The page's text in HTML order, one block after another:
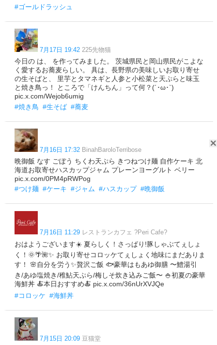
#ゴールドラッシュ
7月17日 19:42 225先物猫
今日の は、 を作ってみました。 茨城県民と岡山県民がこよな
く愛するお蕎麦らしい。 具は、長野県の美味しいお取り寄せ
の生そばと、 里芋とタマネギと人参と小松菜と天ぷらと味玉
と焼き鳥っ！ ところで「けんちん」って何？(´･ω･`)
pic.x.com/Wejob6umig
#焼き鳥 #生そば #蕎麦
7月16日 17:32 BinahBaroloTerribose
晩御飯 なす ごぼう ちくわ天ぷら きつねつけ麺 自作ケーキ 北
海道お取寄せハスカップジャム プレーンヨーグルト ベリー
pic.x.com/0PM4pRWPog
#つけ麺 #ケーキ #ジャム #ハスカップ #晩御飯
7月16日 11:29 レストランカフェ ?Peri Cafe?
おはようございます☀️ 夏らしく！さっぱり!豚しゃぶてぇしょ
く！🌞🌴🌺✨ お取り寄せコロッケてぇしょく地味にまだありま
す！ 🌸自分を労う✨贅沢ご飯 🐟豪華はもあゆ御膳 〜鱧湯引
き/あゆ塩焼き/稚鮎天ぷら/梅しそ炊き込みご飯〜 🍚初夏の豪華
海鮮丼 🍝本日おすすめ︎🍝 pic.x.com/36nUrXVJQe
#コロッケ #海鮮丼
7月15日 20:09 豆猫堂